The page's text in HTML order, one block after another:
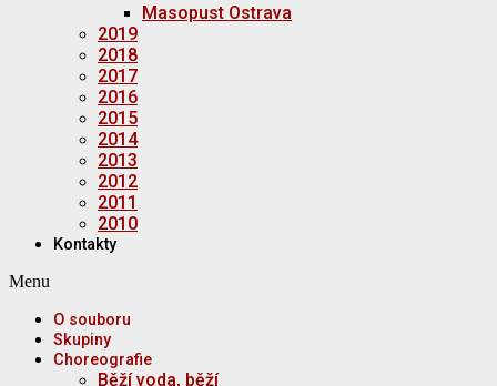
Masopust Ostrava
2019
2018
2017
2016
2015
2014
2013
2012
2011
2010
Kontakty
Menu
O souboru
Skupiny
Choreografie
Běží voda, běží